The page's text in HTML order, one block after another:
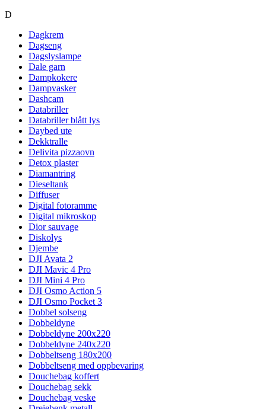
D
Dagkrem
Dagseng
Dagslyslampe
Dale garn
Dampkokere
Dampvasker
Dashcam
Databriller
Databriller blått lys
Daybed ute
Dekktralle
Delivita pizzaovn
Detox plaster
Diamantring
Dieseltank
Diffuser
Digital fotoramme
Digital mikroskop
Dior sauvage
Diskolys
Djembe
DJI Avata 2
DJI Mavic 4 Pro
DJI Mini 4 Pro
DJI Osmo Action 5
DJI Osmo Pocket 3
Dobbel solseng
Dobbeldyne
Dobbeldyne 200x220
Dobbeldyne 240x220
Dobbeltseng 180x200
Dobbeltseng med oppbevaring
Douchebag koffert
Douchebag sekk
Douchebag veske